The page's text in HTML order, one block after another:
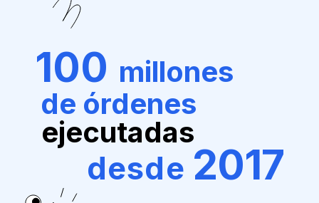
100 millones
de órdenes
ejecutadas
desde 2017